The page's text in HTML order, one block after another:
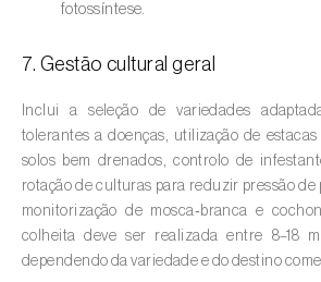
Cenoura (Daucus carota
Centeio (Secale cereale
Cerejeira (Prunus avium L.)
Cevada (Hordeum vulgare)
Cherovia / Pastinaca (
Chicória (Cichorium spp.)
fotossíntese.
7. Gestão cultural geral
Inclui a seleção de variedades
tolerantes a doenças, utilização de estacas
solos bem drenados, controlo de
rotação de culturas para reduzir pressão de
monitorização de mosca‑branca e
colheita deve ser realizada entre 8–18
dependendo da variedade e do destino